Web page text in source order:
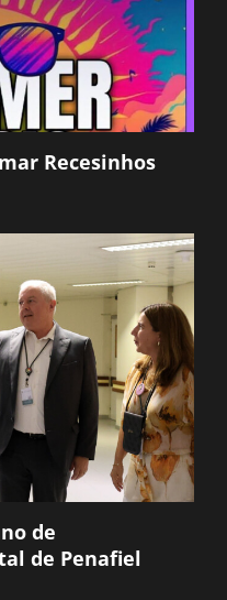
Recesinhos
de
de Penafiel